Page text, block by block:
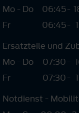
Mo - Do
06:45-
Fr
06:45-
Ersatzteile und
Mo - Do
07:30-
Fr
07:30-
Notdienst -